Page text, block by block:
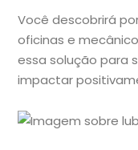
Você descobrirá
oficinas e
essa solução para
impactar